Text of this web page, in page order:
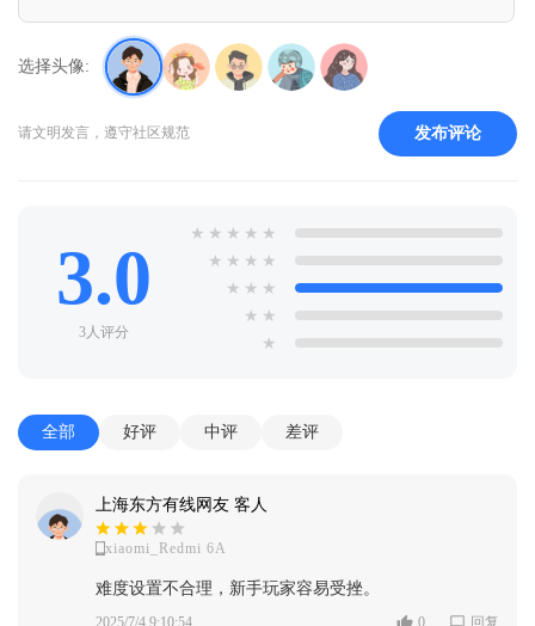
选择头像:
请文明发言，遵守社区规范 发布评论
3.0
3人评分
★ ★ ★ ★ ★
★ ★ ★ ★
★ ★ ★
★ ★
★
全部 好评 中评 差评
上海东方有线网友 客人
xiaomi_Redmi 6A
难度设置不合理，新手玩家容易受挫。
2025/7/4 9:10:54 0 回复